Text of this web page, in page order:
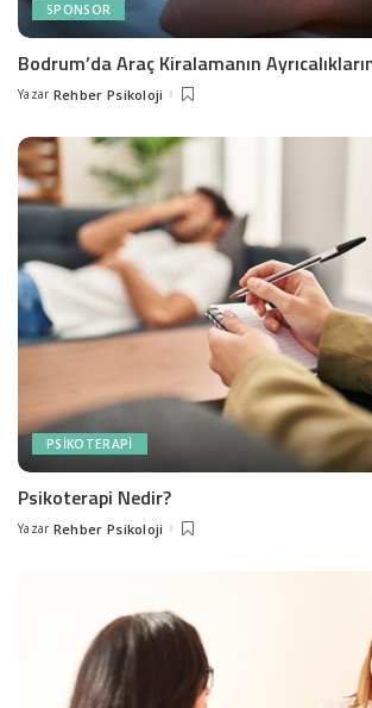
SPONSOR
Bodrum’da Araç Kiralamanın
Posted
Yazar Rehber Psikoloji
PSIKOTERAPI
Psikoterapi Nedir?
Posted
Yazar Rehber Psikoloji